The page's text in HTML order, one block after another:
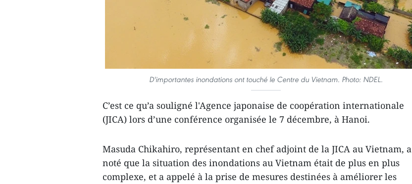
D'importantes inondations ont touché le Centre du Vietnam. Photo: NDEL.
C’est ce qu’a souligné l'Agence japonaise de coopération internationale
(JICA) lors d’une conférence organisée le 7 décembre, à Hanoi.
Masuda Chikahiro, représentant en chef adjoint de la JICA au Vietnam, a
noté que la situation des inondations au Vietnam était de plus en plus
complexe, et a appelé à la prise de mesures ​destinées à améliorer les